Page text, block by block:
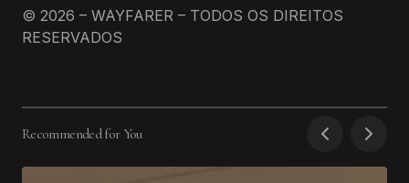
© 2026 – WAYFARER – TODOS OS DIREITOS
RESERVADOS
Recommended for You